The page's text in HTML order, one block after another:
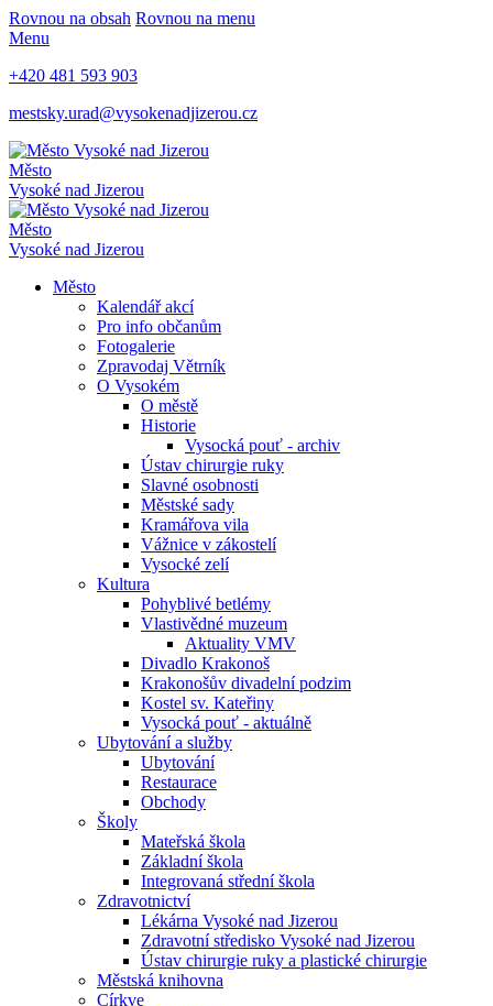
Rovnou na obsah Rovnou na menu
Menu
+420 481 593 903
mestsky.urad@vysokenadjizerou.cz
Město
Vysoké nad Jizerou
Město
Vysoké nad Jizerou
Město
Kalendář akcí
Pro info občanům
Fotogalerie
Zpravodaj Větrník
O Vysokém
O městě
Historie
Vysocká pouť - archiv
Ústav chirurgie ruky
Slavné osobnosti
Městské sady
Kramářova vila
Vážnice v zákostelí
Vysocké zelí
Kultura
Pohyblivé betlémy
Vlastivědné muzeum
Aktuality VMV
Divadlo Krakonoš
Krakonošův divadelní podzim
Kostel sv. Kateřiny
Vysocká pouť - aktuálně
Ubytování a služby
Ubytování
Restaurace
Obchody
Školy
Mateřská škola
Základní škola
Integrovaná střední škola
Zdravotnictví
Lékárna Vysoké nad Jizerou
Zdravotní středisko Vysoké nad Jizerou
Ústav chirurgie ruky a plastické chirurgie
Městská knihovna
Církve